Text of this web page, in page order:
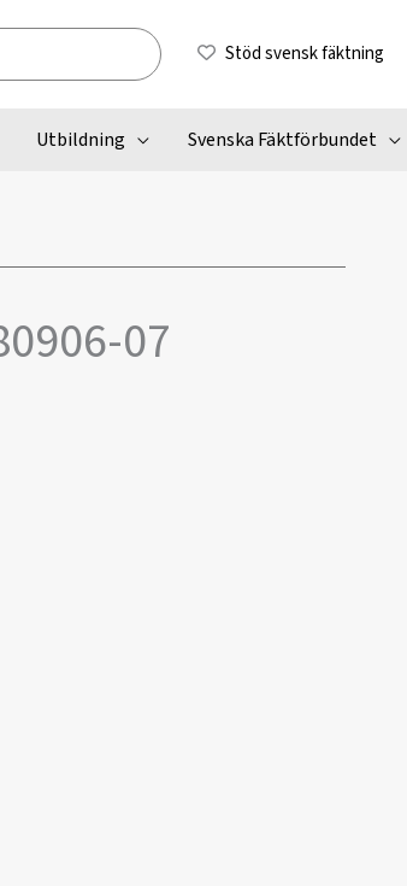
Stöd svensk fäktning
Utbildning Svenska Fäktförbundet
07